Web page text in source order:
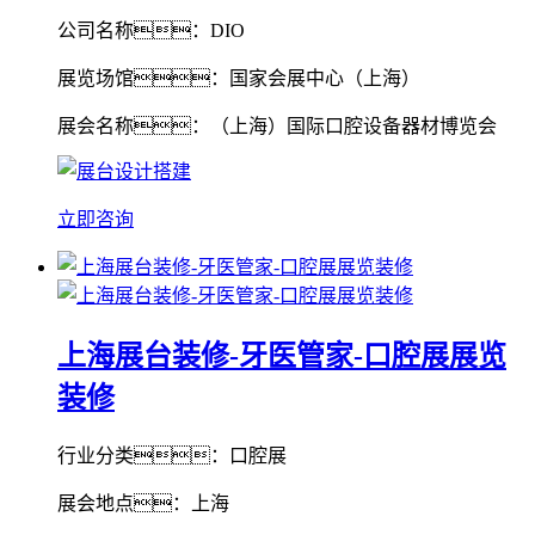
公司名称：DIO
展览场馆：国家会展中心（上海）
展会名称：（上海）国际口腔设备器材博览会
立即咨询
上海展台装修-牙医管家-口腔展展览
装修
行业分类：口腔展
展会地点：上海